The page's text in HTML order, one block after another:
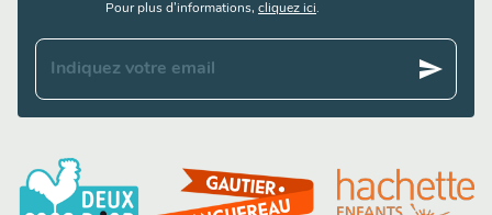
Pour plus d’informations, cliquez ici.
Indiquez votre email send